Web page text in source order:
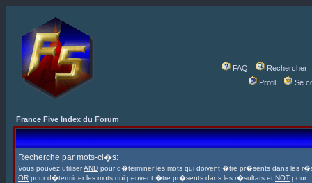
FAQ
Rechercher
Profil
Se
France Five Index du Forum
Recherche par mots-cl�s:
Vous pouvez utiliserAND pour d�terminer les mots qui doivent �tre pr�sents dans les
OR pour d�terminer les mots qui peuvent �tre pr�sents dans les r�sultats et NOT pour